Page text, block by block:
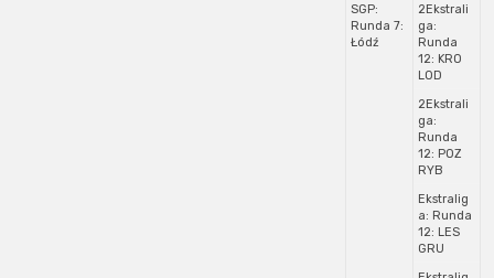
SGP:
Runda 7:
Łódź
2Ekstrali
ga:
Runda
12: KRO
LOD
2Ekstrali
ga:
Runda
12: POZ
RYB
Ekstralig
a: Runda
12: LES
GRU